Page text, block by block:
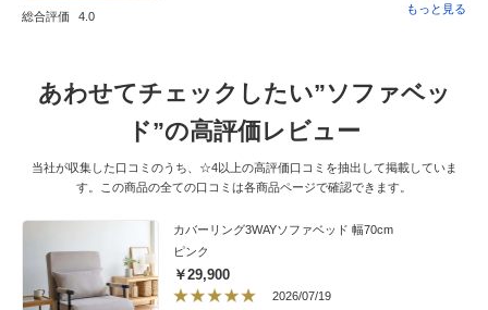
総合評価 4.0
て来ます。開いて座るものじゃない、ってこ
もっと見る
あわせてチェックしたい”ソファベッ
ド”の高評価レビュー
当社が収集した口コミのうち、☆4以上の高評価口コミを抽出して掲載していま
す。この商品の全ての口コミは各商品ページで確認できます。
カバーリング3WAYソファベッド 幅70cm
ピンク
￥29,900
2026/07/19